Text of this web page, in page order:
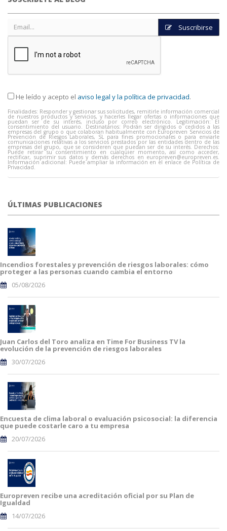
Suscribirse
He leído y acepto el aviso legal y la política de privacidad.
Finalidades: Responder y gestionar sus solicitudes, remitirle información comercial
de nuestros productos y servicios, y hacerles llegar ofertas o informaciones que
puedan ser de su interés, incluso por correo electrónico. Legitimación: El
consentimiento del usuario. Destinatarios: Podrán ser dirigidos o cedidos a las
empresas del grupo o que colaboran habitualmente con Europreven Servicios de
Prevención de Riesgos Laborales, SL para fines promocionales o para enviarle
comunicaciones relativas a los servicios prestados por las entidades dentro de las
empresas del grupo, que se consideren que puedan ser de su interés. Derechos:
Puede retirar su consentimiento en cualquier momento, así como acceder,
rectificar, suprimir sus datos y demás derechos en europreven@europreven.es.
Información adicional: Puede ampliar la información en el enlace de Política de
Privacidad.
ÚLTIMAS PUBLICACIONES
Incendios forestales y prevención de riesgos laborales: cómo
proteger a las personas cuando cambia el entorno
05/08/2026
Juan Carlos del Toro analiza en Time For Business TV la
evolución de la prevención de riesgos laborales
30/07/2026
Encuesta de clima laboral o evaluación psicosocial: la diferencia
que puede costarle caro a tu empresa
20/07/2026
Europreven recibe una acreditación oficial por su Plan de
Igualdad
14/07/2026